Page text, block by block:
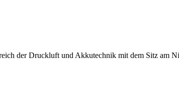
der Druckluft und Akkutechnik mit dem Sitz am